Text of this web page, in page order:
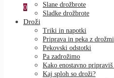
0
Slane drožbrote
Sladke drožbrote
Droži
Triki in napotki
Priprava in peka z drožmi
Pekovski odstotki
Pa zadrožimo
Kako enostavno
Kaj sploh so droži?